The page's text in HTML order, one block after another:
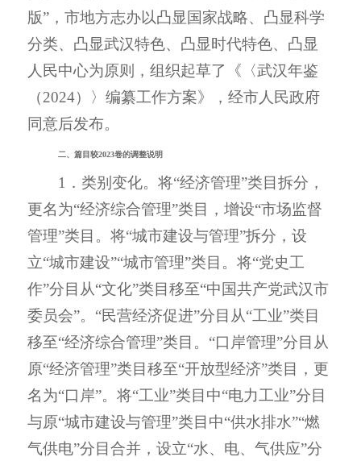
版”，市地方志办以凸显国家战略、凸显科学
分类、凸显武汉特色、凸显时代特色、凸显
人民中心为原则，组织起草了《〈武汉年鉴
（2024）〉编纂工作方案》，经市人民政府
同意后发布。
二、篇目较2023卷的调整说明
1．类别变化。将“经济管理”类目拆分，
更名为“经济综合管理”类目，增设“市场监督
管理”类目。将“城市建设与管理”拆分，设
立“城市建设”“城市管理”类目。将“党史工
作”分目从“文化”类目移至“中国共产党武汉市
委员会”。“民营经济促进”分目从“工业”类目
移至“经济综合管理”类目。“口岸管理”分目从
原“经济管理”类目移至“开放型经济”类目，更
名为“口岸”。将“工业”类目中“电力工业”分目
与原“城市建设与管理”类目中“供水排水”“燃
气供电”分目合并，设立“水、电、气供应”分